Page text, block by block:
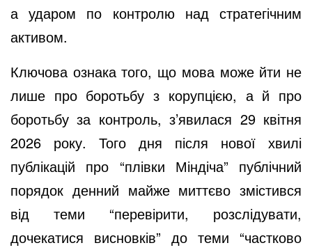
а ударом по контролю над стратегічним
активом.
Ключова ознака того, що мова може йти не
лише про боротьбу з корупцією, а й про
боротьбу за контроль, з’явилася 29 квітня
2026 року. Того дня після нової хвилі
публікацій про “плівки Міндіча” публічний
порядок денний майже миттєво змістився
від теми “перевірити, розслідувати,
дочекатися висновків” до теми “частково